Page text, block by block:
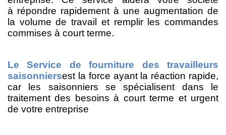
à répondre rapidement à une augmentation de
la volumede travail et remplir les commandes
commises à court terme.
Le Service de fourniture des travailleurs
saisonniersest la force ayant la réaction rapide,
car
les saisonniersse spécialisent dans le
traitement des besoins à court terme et urgent
de votre entreprise